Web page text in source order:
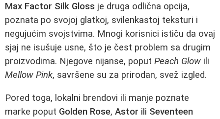
Max Factor Silk Gloss je druga odlična opcija,
poznata po svojoj glatkoj, svilenkastoj teksturi i
negujućim svojstvima. Mnogi korisnici ističu da ovaj
sjaj ne isušuje usne, što je čest problem sa drugim
proizvodima. Njegove nijanse, poput Peach Glow ili
Mellow Pink, savršene su za prirodan, svež izgled.
Pored toga, lokalni brendovi ili manje poznate
marke poput Golden Rose, Astor ili Seventeen